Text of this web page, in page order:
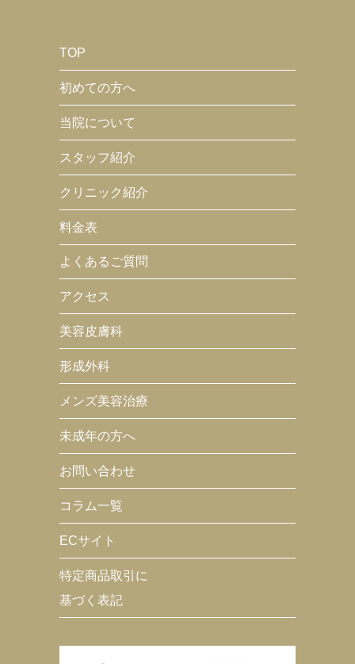
TOP
初めての方へ
当院について
スタッフ紹介
クリニック紹介
料金表
よくあるご質問
アクセス
美容皮膚科
形成外科
メンズ美容治療
未成年の方へ
お問い合わせ
コラム一覧
ECサイト
特定商品取引に
基づく表記